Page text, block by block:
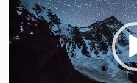
Βίντεο